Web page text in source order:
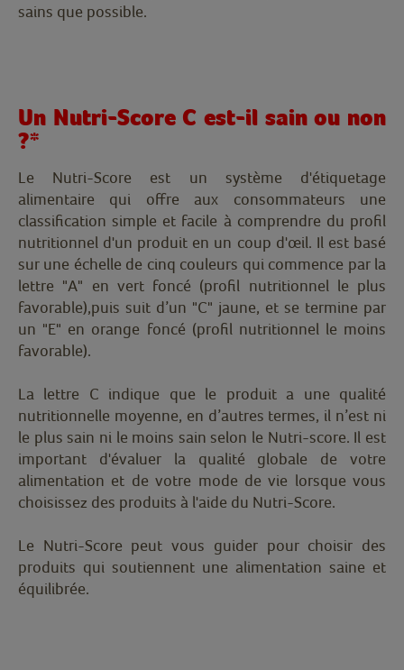
sains que possible.
Un Nutri-Score C est-il sain ou non
?*
Le Nutri-Score est un système d'étiquetage
alimentaire qui offre aux consommateurs une
classification simple et facile à comprendre du profil
nutritionnel d'un produit en un coup d'œil. Il est basé
sur une échelle de cinq couleurs qui commence par la
lettre "A" en vert foncé (profil nutritionnel le plus
favorable),puis suit d’un "C" jaune, et se termine par
un "E" en orange foncé (profil nutritionnel le moins
favorable).
La lettre C indique que le produit a une qualité
nutritionnelle moyenne, en d’autres termes, il n’est ni
le plus sain ni le moins sain selon le Nutri-score. Il est
important d'évaluer la qualité globale de votre
alimentation et de votre mode de vie lorsque vous
choisissez des produits à l'aide du Nutri-Score.
Le Nutri-Score peut vous guider pour choisir des
produits qui soutiennent une alimentation saine et
équilibrée.